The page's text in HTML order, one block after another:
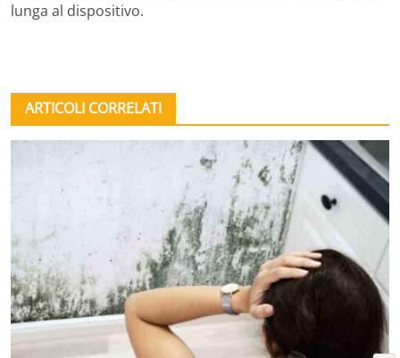
lunga al dispositivo.
ARTICOLI CORRELATI